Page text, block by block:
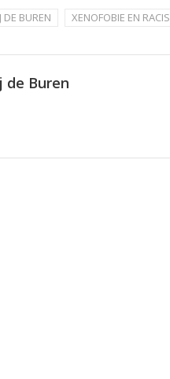
DE BUREN XENOFOBIE EN
de Buren